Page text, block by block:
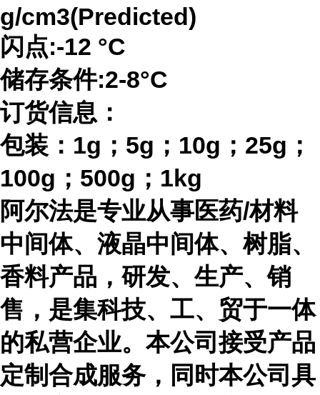
g/cm3(Predicted)
闪点:-12 °C
储存条件:2-8°C
订货信息：
包装： 1g；5g；10g；25g；
100g；500g；1kg
阿尔法是专业从事医药/材料
中间体、液晶中间体、树脂、
香料产品，研发、生产、销
售，是集科技、工、贸于一体
的私营企业。本公司接受产品
定制合成服务，同时本公司具